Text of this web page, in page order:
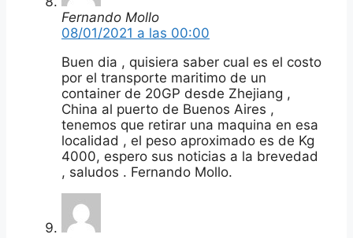
Fernando Mollo
08/01/2021 a las 00:00
Buen dia , quisiera saber cual es el costo
por el transporte maritimo de un
container de 20GP desde Zhejiang ,
China al puerto de Buenos Aires ,
tenemos que retirar una maquina en esa
localidad , el peso aproximado es de Kg
4000, espero sus noticias a la brevedad
, saludos . Fernando Mollo.